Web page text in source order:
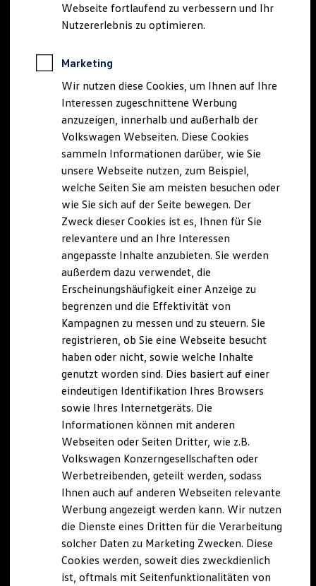
Webseite fortlaufend zu verbessern und Ihr
Nutzererlebnis zu optimieren.
Marketing
Wir nutzen diese Cookies, um Ihnen auf Ihre
Interessen zugeschnittene Werbung
anzuzeigen, innerhalb und außerhalb der
Volkswagen Webseiten. Diese Cookies
sammeln Informationen darüber, wie Sie
unsere Webseite nutzen, zum Beispiel,
welche Seiten Sie am meisten besuchen oder
wie Sie sich auf der Seite bewegen. Der
Zweck dieser Cookies ist es, Ihnen für Sie
relevantere und an Ihre Interessen
angepasste Inhalte anzubieten. Sie werden
außerdem dazu verwendet, die
Erscheinungshäufigkeit einer Anzeige zu
begrenzen und die Effektivität von
Kampagnen zu messen und zu steuern. Sie
registrieren, ob Sie eine Webseite besucht
haben oder nicht, sowie welche Inhalte
genutzt worden sind. Dies basiert auf einer
eindeutigen Identifikation Ihres Browsers
sowie Ihres Internetgeräts. Die
Informationen können mit anderen
Webseiten oder Seiten Dritter, wie z.B.
Volkswagen Konzerngesellschaften oder
Werbetreibenden, geteilt werden, sodass
Ihnen auch auf anderen Webseiten relevante
Werbung angezeigt werden kann. Wir nutzen
die Dienste eines Dritten für die Verarbeitung
solcher Daten zu Marketing Zwecken. Diese
Cookies werden, soweit dies zweckdienlich
ist, oftmals mit Seitenfunktionalitäten von